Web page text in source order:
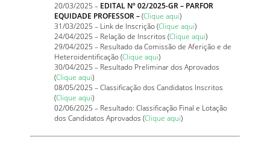
20/03/2025 – EDITAL Nº 02/2025-GR – PARFOR
EQUIDADE PROFESSOR –(Clique aqui)
31/03/2025 – Link de Inscrição (Clique aqui)
24/04/2025 – Relação de Inscritos (Clique aqui)
29/04/2025 – Resultado da Comissão de Aferição e de
Heteroidentificação (Clique aqui)
30/04/2025 – Resultado Preliminar dos Aprovados
(Clique aqui)
08/05/2025 – Classificação dos Candidatos Inscritos
(Clique aqui)
02/06/2025 – Resultado: Classificação Final e Lotação
dos Candidatos Aprovados (Clique aqui)